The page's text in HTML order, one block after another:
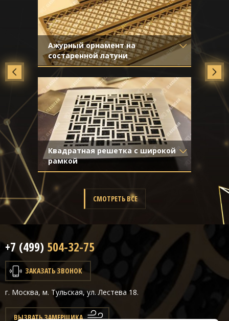
Ажурный орнамент на
состаренной латуни
Материал- Латунь
Отделка- Старение с эффектом
затёртости
Квадратная решетка с широкой
рамкой
Материал- Латунь
направленной риской
СМОТРЕТЬ ВСЕ
+7 (499) 504-32-75
ЗАКАЗАТЬ ЗВОНОК
г. Москва, м. Тульская, ул. Лестева 18.
ВЫЗВАТЬ ЗАМЕРЩИКА